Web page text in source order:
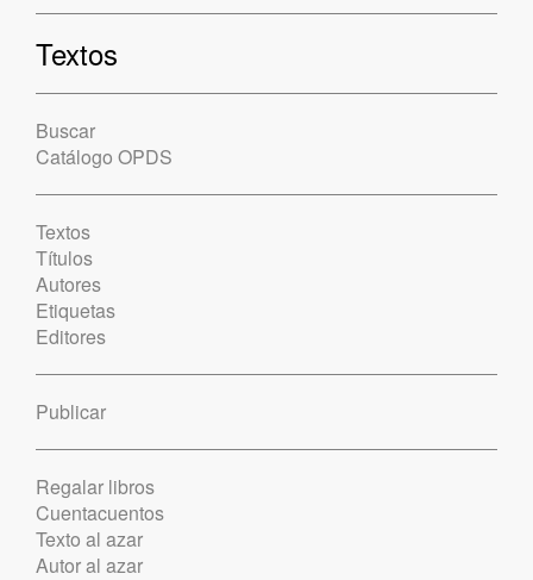
Textos
Buscar
Catálogo OPDS
Textos
Títulos
Autores
Etiquetas
Editores
Publicar
Regalar libros
Cuentacuentos
Texto al azar
Autor al azar